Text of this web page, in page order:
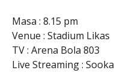
Masa : 8.15 pm
Venue : Stadium Likas
TV : Arena Bola 803
Live Streaming : Sooka